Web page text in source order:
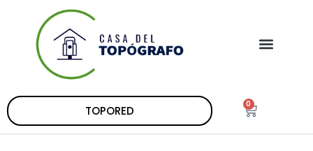
TOPORED 0